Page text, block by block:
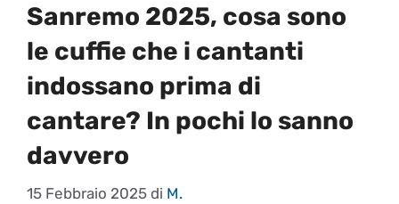
Sanremo 2025, cosa sono
le cuffie che i cantanti
indossano prima di
cantare? In pochi lo sanno
davvero
15 Febbraio 2025 di M.